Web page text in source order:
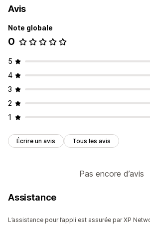
Gestion des réductions
Points
Avis
Note globale
0
5
4
3
2
1
Écrire un avis Tous les avis
Pas encore d’avis
Assistance
L’assistance pour l’appli est assurée par XP